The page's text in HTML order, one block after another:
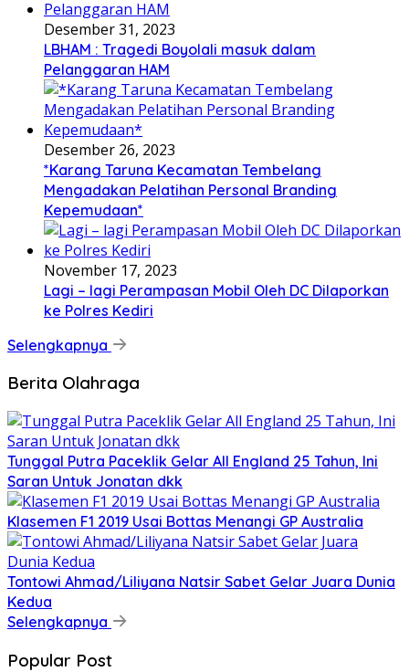
Desember 31, 2023
LBHAM : Tragedi Boyolali masuk dalam
Pelanggaran HAM
Desember 26, 2023
*Karang Taruna Kecamatan Tembelang
Mengadakan Pelatihan Personal Branding
Kepemudaan*
November 17, 2023
Lagi – lagi Perampasan Mobil Oleh DC Dilaporkan
ke Polres Kediri
Selengkapnya
Berita Olahraga
Tunggal Putra Paceklik Gelar All England 25 Tahun, Ini
Saran Untuk Jonatan dkk
Klasemen F1 2019 Usai Bottas Menangi GP Australia
Tontowi Ahmad/Liliyana Natsir Sabet Gelar Juara Dunia
Kedua
Selengkapnya
Popular Post